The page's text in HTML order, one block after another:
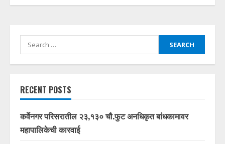
Search
for:
RECENT POSTS
कर्वेनगर परिसरातील २३,१३० चौ.फुट अनधिकृत बांधकामावर
महापालिकेची कारवाई